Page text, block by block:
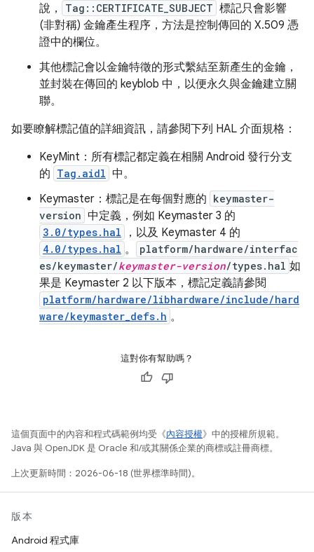
說，
Tag::CERTIFICATE_SUBJECT 標記只會影響
(非對稱) 金鑰產生程序，方法是控制傳回的 X.509 憑
證中的欄位。
其他標記會以金鑰特徵的形式繫結至新產生的金鑰，
並封裝在傳回的 keyblob 中，以便永久與金鑰建立關
聯。
如要瞭解標記值的詳細資訊，請參閱下列 HAL 介面規格：
KeyMint：所有標記都定義在相關 Android 發行分支
的 Tag.aidl 中。
Keymaster：標記是在每個對應的 keymaster-
version 中定義，例如 Keymaster 3 的
3.0/types.hal ，以及 Keymaster 4 的
4.0/types.hal 。
platform/hardware/interfac
es/keymaster/keymaster-version/types.hal 如
果是 Keymaster 2 以下版本，標記定義請參閱
platform/hardware/libhardware/include/hard
ware/keymaster_defs.h 。
這對你有幫助嗎？
這個頁面中的內容和程式碼範例均受《內容授權》中的授權所規範。
Java 與 OpenJDK 是 Oracle 和/或其關係企業的商標或註冊商標。
上次更新時間：2026-06-18 (世界標準時間)。
版本
Android 程式庫